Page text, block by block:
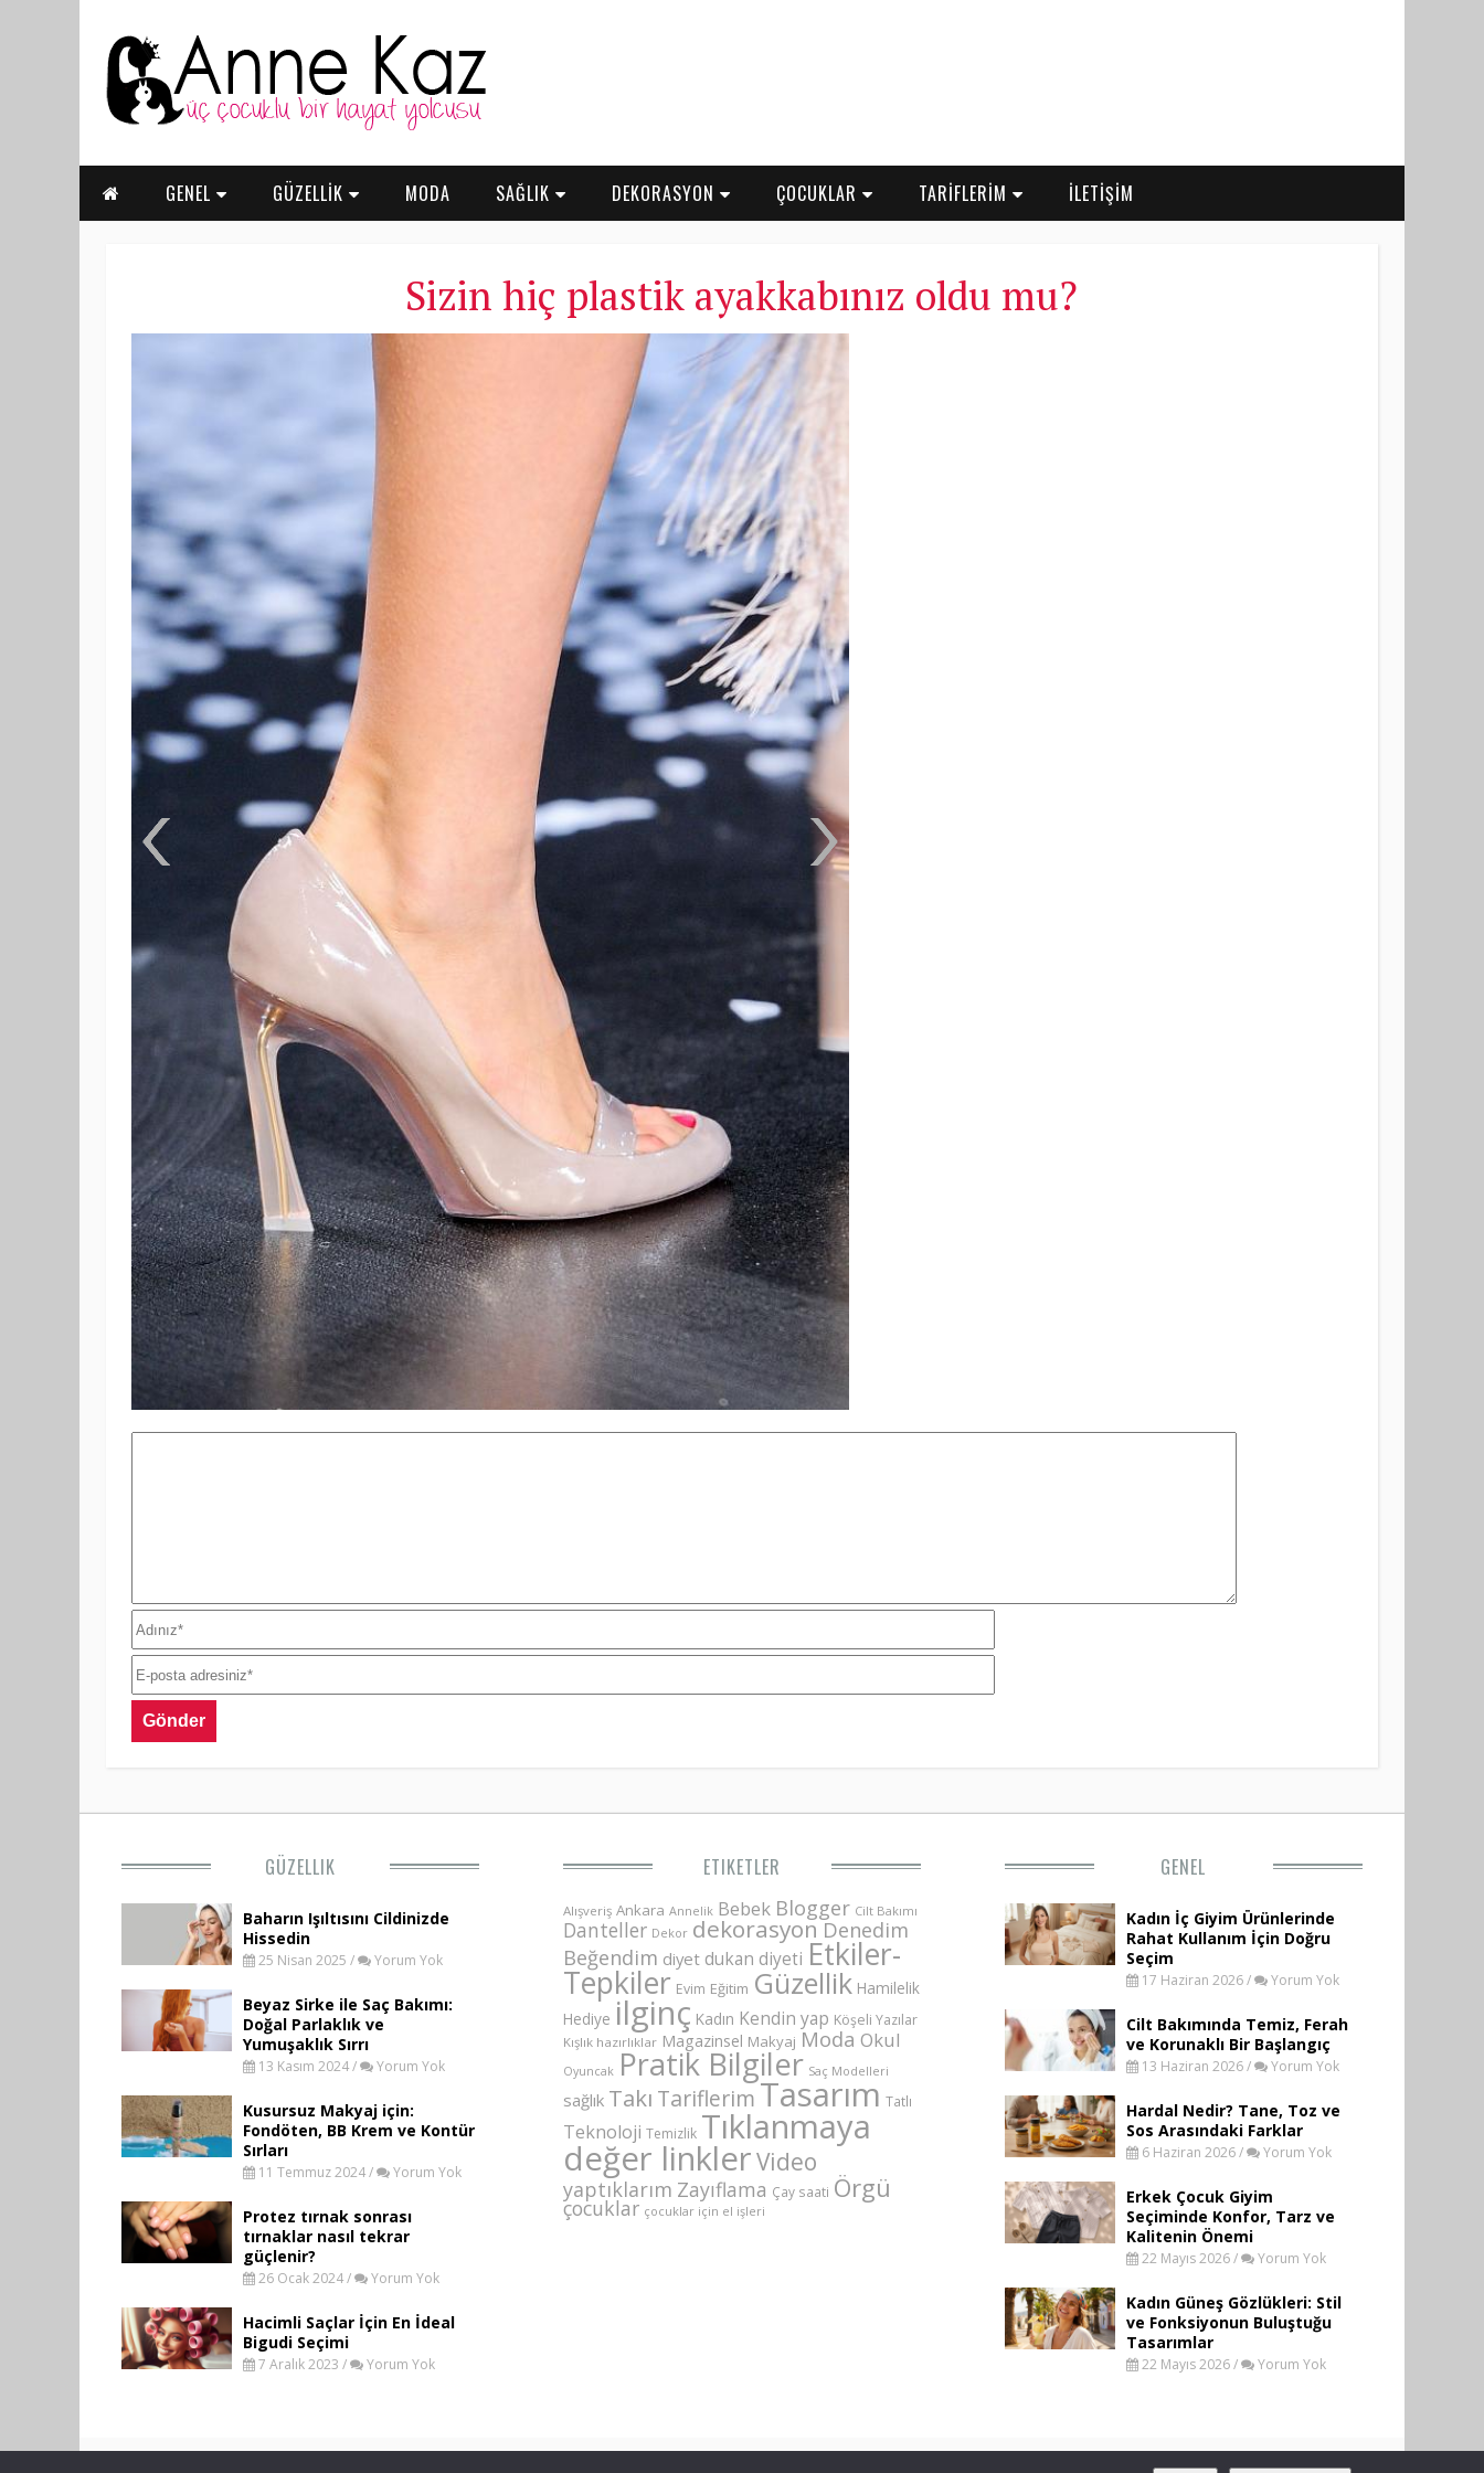
GENEL GÜZELLİK MODA SAĞLIK DEKORASYON ÇOCUKLAR TARİFLERİM İLETİŞİM
Sizin hiç plastik ayakkabınız oldu mu?
GÜZELLIK
Baharın Işıltısını Cildinizde
Hissedin
25 Nisan 2025 / Yorum Yok
Beyaz Sirke ile Saç Bakımı:
Doğal Parlaklık ve
Yumuşaklık Sırrı
13 Kasım 2024 / Yorum Yok
Kusursuz Makyaj için:
Fondöten, BB Krem ve Kontür
Sırları
11 Temmuz 2024 / Yorum Yok
Protez tırnak sonrası
tırnaklar nasıl tekrar
güçlenir?
26 Ocak 2024 / Yorum Yok
Hacimli Saçlar İçin En İdeal
Bigudi Seçimi
7 Aralık 2023 / Yorum Yok
ETIKETLER
Alışveriş Ankara Annelik Bebek Blogger Cilt Bakımı
Danteller Dekor dekorasyon Denedim
Beğendim diyet dukan diyeti Etkiler-
Tepkiler Evim Eğitim Güzellik Hamilelik
Hediye ilginç Kadın Kendin yap Köşeli Yazılar
Kışlık hazırlıklar Magazinsel Makyaj Moda Okul
Oyuncak Pratik Bilgiler Saç Modelleri
sağlık Takı Tariflerim Tasarım Tatlı
Teknoloji Temizlik Tıklanmaya
değer linklerVideo
yaptıklarım Zayıflama Çay saati Örgü
çocuklar çocuklar için el işleri
GENEL
Kadın İç Giyim Ürünlerinde
Rahat Kullanım İçin Doğru
Seçim
17 Haziran 2026 / Yorum Yok
Cilt Bakımında Temiz, Ferah
ve Korunaklı Bir Başlangıç
13 Haziran 2026 / Yorum Yok
Hardal Nedir? Tane, Toz ve
Sos Arasındaki Farklar
6 Haziran 2026 / Yorum Yok
Erkek Çocuk Giyim
Seçiminde Konfor, Tarz ve
Kalitenin Önemi
22 Mayıs 2026 / Yorum Yok
Kadın Güneş Gözlükleri: Stil
ve Fonksiyonun Buluştuğu
Tasarımlar
22 Mayıs 2026 / Yorum Yok